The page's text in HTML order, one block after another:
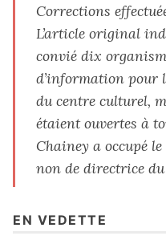
Corrections
L’article original
convié dix
d’information pour
du centre culturel,
étaient ouvertes à
Chainey a occupé
non de directrice du
EN VEDETTE